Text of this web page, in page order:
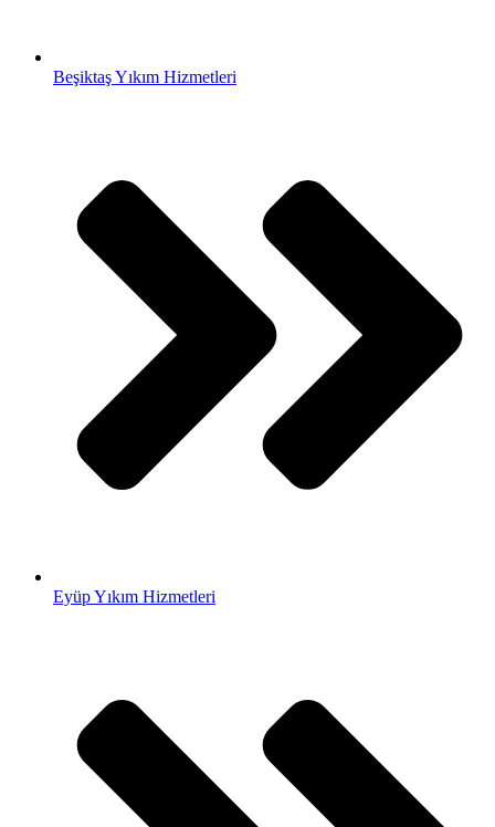
Beşiktaş Yıkım Hizmetleri
Eyüp Yıkım Hizmetleri